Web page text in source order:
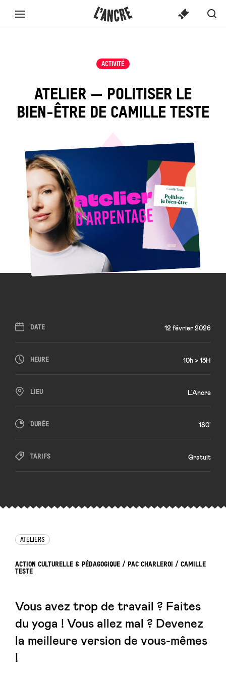
CONTENU
L’ANCRE
Menu
complet
TICKETS
la
ATELIER — POLITISER LE
BIEN-ÊTRE DE CAMILLE TESTE
ACTIVITÉ
DATE 12 février 2026
HEURE 10h > 13H
LIEU L'Ancre
DURÉE 180'
TARIFS Gratuit
ACTION CULTURELLE & PÉDAGOGIQUE / PAC CHARLEROI / CAMILLE
TESTE
ATELIERS
Vous avez trop de travail ? Faites
du yoga ! Vous allez mal ? Devenez
la meilleure version de vous-mêmes
!